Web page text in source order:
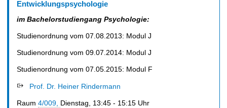
Entwicklungspsychologie
im Bachelorstudiengang Psychologie:
Studienordnung vom 07.08.2013: Modul J
Studienordnung vom 09.07.2014: Modul J
Studienordnung vom 07.05.2015: Modul F
Prof. Dr. Heiner Rindermann
Raum 4/009, Dienstag, 13:45 - 15:15 Uhr